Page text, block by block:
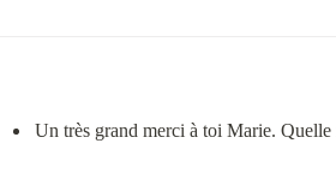
Un très grand merci à toi Marie.